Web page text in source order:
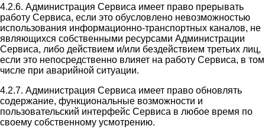
4.2.6. Администрация Сервиса имеет право прерывать
работу Сервиса, если это обусловлено невозможностью
использования информационно-транспортных каналов, не
являющихся собственными ресурсами Администрации
Сервиса, либо действием и/или бездействием третьих лиц,
если это непосредственно влияет на работу Сервиса, в том
числе при аварийной ситуации.
4.2.7. Администрация Сервиса имеет право обновлять
содержание, функциональные возможности и
пользовательский интерфейс Сервиса в любое время по
своему собственному усмотрению.